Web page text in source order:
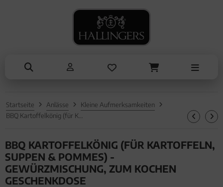
Startseite Anlässe
Kleine Aufmerksamkeiten
BBQ KARTOFFELKÖNIG (FÜR KARTOFFELN,
SUPPEN & POMMES) -
GEWÜRZMISCHUNG, ZUM KOCHEN
GESCHENKDOSE
SOMMER
ALLES ANZEIGEN AUS SOMMER
Genüsse
Liköre
TRINKEN
ALLES ANZEIGEN AUS TRINKEN
Kaffee
NASCHEN
ALLES ANZEIGEN AUS NASCHEN
Pralinen
Müsli
KOCHEN
Essig & Öl
Brot & Pasta